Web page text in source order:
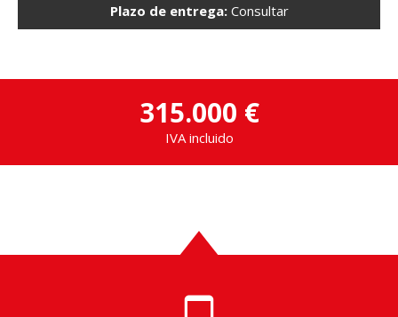
Plazo de entrega: Consultar
315.000 €
IVA incluido